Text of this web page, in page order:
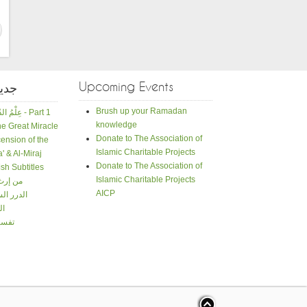
عِلْمُ الدّينِ حَياةُ الإسلامِ - Part 1
Great Miracle
of the
& Al-Miraj
Subtitles
من
الدرر
Upcoming Events
Brush up your Ramadan
knowledge
Donate to The Association of
Islamic Charitable Projects
Donate to The Association of
Islamic Charitable Projects
AICP